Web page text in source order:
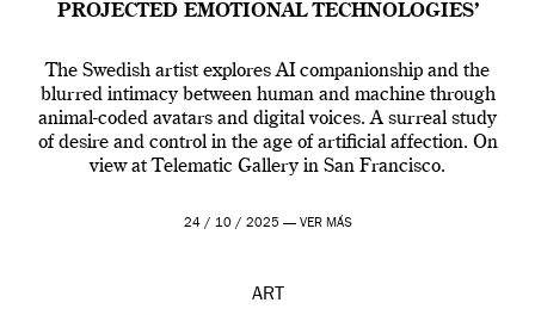
PROJECTED EMOTIONAL TECHNOLOGIES’
The Swedish artist explores AI companionship and the
blurred intimacy between human and machine through
animal-coded avatars and digital voices. A surreal study
of desire and control in the age of artificial affection. On
view at Telematic Gallery in San Francisco.
24 / 10 / 2025 — VER MÁS
ART